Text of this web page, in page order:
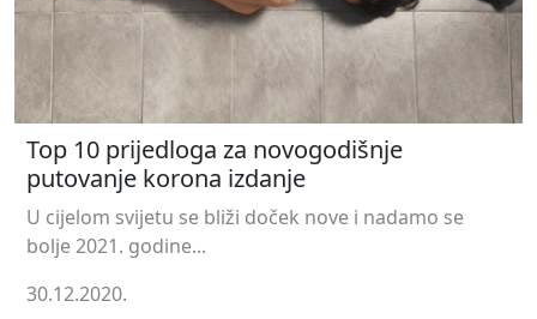
Top 10 prijedloga za novogodišnje
putovanje korona izdanje
U cijelom svijetu se bliži doček nove i nadamo se
bolje 2021. godine...
30.12.2020.